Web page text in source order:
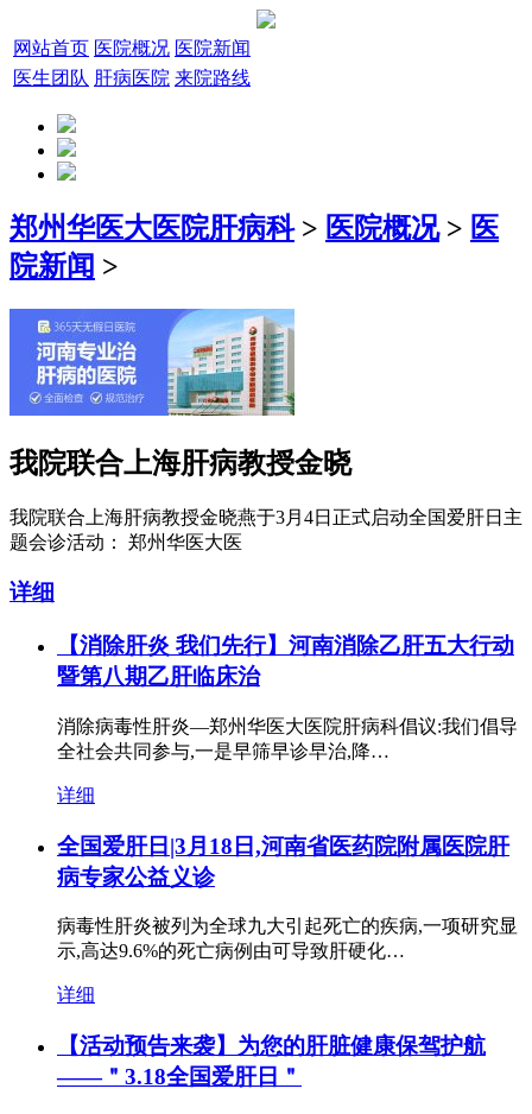
网站首页 医院概况 医院新闻
医生团队 肝病医院 来院路线
郑州华医大医院肝病科> 医院概况> 医
院新闻 >
我院联合上海肝病教授金晓
我院联合上海肝病教授金晓燕于3月4日正式启动全国爱肝日主
题会诊活动： 郑州华医大医
详细
【消除肝炎 我们先行】河南消除乙肝五大行动
暨第八期乙肝临床治
消除病毒性肝炎—郑州华医大医院肝病科倡议:我们倡导
全社会共同参与,一是早筛早诊早治,降…
详细
全国爱肝日|3月18日,河南省医药院附属医院肝
病专家公益义诊
病毒性肝炎被列为全球九大引起死亡的疾病,一项研究显
示,高达9.6%的死亡病例由可导致肝硬化…
详细
【活动预告来袭】为您的肝脏健康保驾护航
——＂3.18全国爱肝日＂